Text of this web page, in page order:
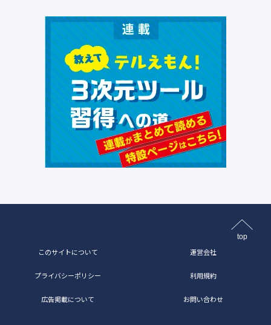
top
このサイトについて 運営会社
プライバシーポリシー 利用規約
広告掲載について お問い合わせ